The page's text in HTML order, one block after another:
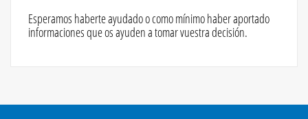
Esperamos haberte ayudado o como mínimo haber aportado
informaciones que os ayuden a tomar vuestra decisión.